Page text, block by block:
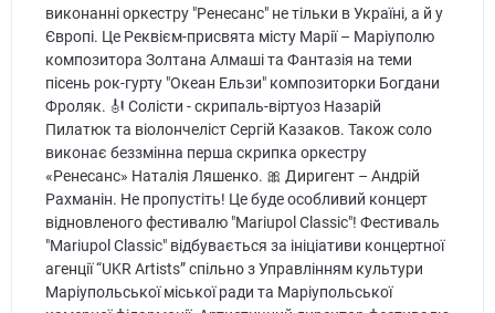
виконанні оркестру "Ренесанс" не тільки в Україні, а й у
Європі. Це Реквієм-присвята місту Марії – Маріуполю
композитора Золтана Алмаші та Фантазія на теми
пісень рок-гурту "Океан Ельзи" композиторки Богдани
Фроляк. 🎻 Солісти - скрипаль-віртуоз Назарій
Пилатюк та віолончеліст Сергій Казаков. Також соло
виконає беззмінна перша скрипка оркестру
«Ренесанс» Наталія Ляшенко. 🎀 Диригент – Андрій
Рахманін. Не пропустіть! Це буде особливий концерт
відновленого фестивалю "Mariupol Classic"! Фестиваль
"Mariupol Classic" відбувається за ініціативи концертної
агенції “UKR Artists” спільно з Управлінням культури
Маріупольської міської ради та Маріупольської